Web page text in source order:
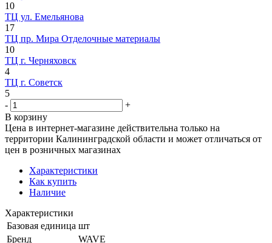
10
ТЦ ул. Емельянова
17
ТЦ пр. Мира Отделочные материалы
10
ТЦ г. Черняховск
4
ТЦ г. Советск
5
-
+
В корзину
Цена в интернет-магазине действительна только на
территории Калининградской области и может отличаться от
цен в розничных магазинах
Характеристики
Как купить
Наличие
Характеристики
Базовая единица шт
Бренд
WAVE